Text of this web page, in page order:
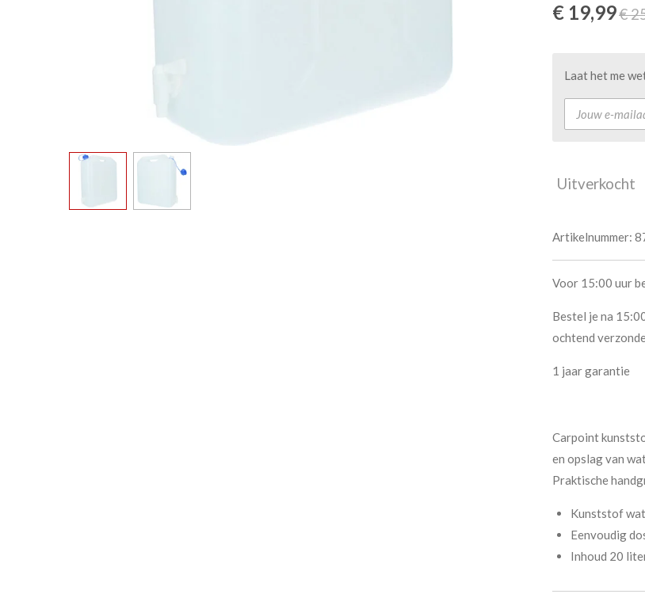
€ 19,99€
Laat het me
Uitverkocht
Artikelnummer:
Voor 15:00 uur
Bestel je na
ochtend
1 jaar garantie
Carpoint
en opslag van
Praktische
Kunststof
Eenvoudig
Inhoud 20